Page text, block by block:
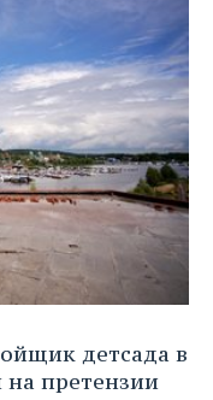
детсада в
на претензии